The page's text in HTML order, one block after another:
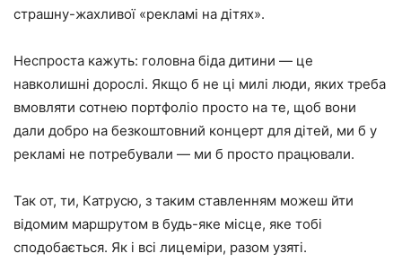
страшну-жахливої «рекламі на дітях».
Неспроста кажуть: головна біда дитини — це
навколишні дорослі. Якщо б не ці милі люди, яких треба
вмовляти сотнею портфоліо просто на те, щоб вони
дали добро на безкоштовний концерт для дітей, ми б у
рекламі не потребували — ми б просто працювали.
Так от, ти, Катрусю, з таким ставленням можеш йти
відомим маршрутом в будь-яке місце, яке тобі
сподобається. Як і всі лицеміри, разом узяті.